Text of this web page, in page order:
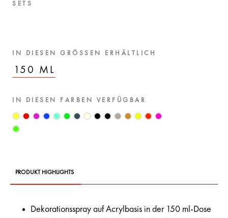
SETS
IN DIESEN GRÖSSEN ERHÄLTLICH
150 ML
IN DIESEN FARBEN VERFÜGBAR
PRODUKT HIGHLIGHTS
Dekorationsspray auf Acrylbasis in der 150 ml-Dose